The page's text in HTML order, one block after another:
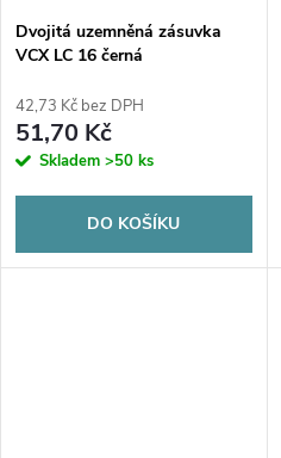
Dvojitá uzemněná zásuvka
VCX LC 16 černá
42,73 Kč bez DPH
51,70 Kč
Skladem >50 ks
DO KOŠÍKU